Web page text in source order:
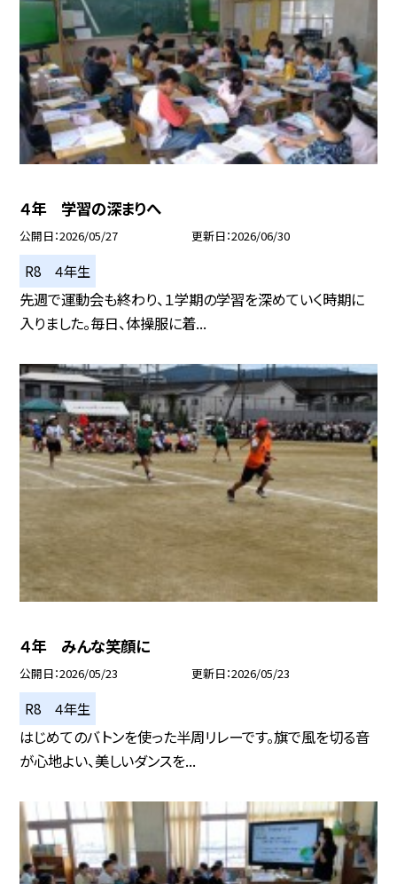
４年 学習の深まりへ
公開日 2026/05/27 更新日 2026/06/30
R8 ４年生
先週で運動会も終わり、１学期の学習を深めていく時期に
入りました。毎日、体操服に着...
４年 みんな笑顔に
公開日 2026/05/23 更新日 2026/05/23
R8 ４年生
はじめてのバトンを使った半周リレーです。旗で風を切る音
が心地よい、美しいダンスを...